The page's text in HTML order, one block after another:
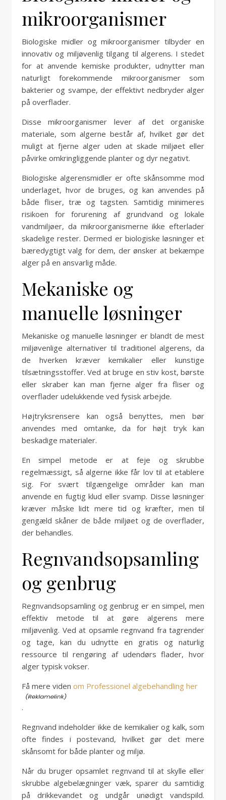
mikroorganismer
Biologiske midler og mikroorganismer tilbyder en
innovativ og miljøvenlig tilgang til algerens. I stedet
for at anvende kemiske produkter, udnytter man
naturligt forekommende mikroorganismer som
bakterier og svampe, der effektivt nedbryder alger
på overflader.
Disse mikroorganismer lever af det organiske
materiale, som algerne består af, hvilket gør det
muligt at fjerne alger uden at skade miljøet eller
påvirke omkringliggende planter og dyr negativt.
Biologiske algerensmidler er ofte skånsomme mod
underlaget, hvor de bruges, og kan anvendes på
både fliser, træ og tagsten. Samtidig minimeres
risikoen for forurening af grundvand og lokale
vandmiljøer, da mikroorganismerne ikke efterlader
skadelige rester. Dermed er biologiske løsninger et
bæredygtigt valg for dem, der ønsker at bekæmpe
alger på en ansvarlig måde.
Mekaniske og
manuelle løsninger
Mekaniske og manuelle løsninger er blandt de mest
miljøvenlige alternativer til traditionel algerens, da
de hverken kræver kemikalier eller kunstige
tilsætningsstoffer. Ved at bruge en stiv kost, børste
eller skraber kan man fjerne alger fra fliser og
overflader udelukkende ved fysisk arbejde.
Højtryksrensere kan også benyttes, men bør
anvendes med omtanke, da for højt tryk kan
beskadige materialer.
En simpel metode er at feje og skrubbe
regelmæssigt, så algerne ikke får lov til at etablere
sig. For svært tilgængelige områder kan man
anvende en fugtig klud eller svamp. Disse løsninger
kræver måske lidt mere tid og kræfter, men til
gengæld skåner de både miljøet og de overflader,
der behandles.
Regnvandsopsamling
og genbrug
Regnvandsopsamling og genbrug er en simpel, men
effektiv metode til at gøre algerens mere
miljøvenlig. Ved at opsamle regnvand fra tagrender
og tage, kan du udnytte en gratis og naturlig
ressource til rengøring af udendørs flader, hvor
alger typisk vokser.
Få mere viden om Professionel algebehandling her
.
Regnvand indeholder ikke de kemikalier og kalk, som
ofte findes i postevand, hvilket gør det mere
skånsomt for både planter og miljø.
Når du bruger opsamlet regnvand til at skylle eller
skrubbe algebelægninger væk, sparer du samtidig
på drikkevandet og undgår unødigt vandspild.